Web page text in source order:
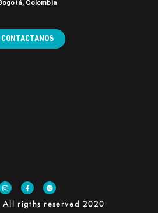
All rigths reserved 2020
Colombia
CONTACTANOS